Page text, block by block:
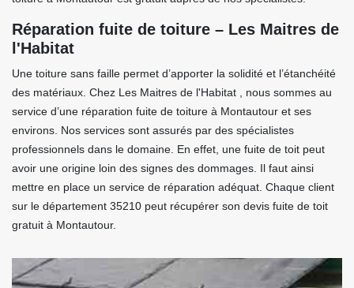
Réparation fuite de toiture – Les Maitres de
l'Habitat
Une toiture sans faille permet d’apporter la solidité et l’étanchéité
des matériaux. Chez Les Maitres de l'Habitat , nous sommes au
service d’une réparation fuite de toiture à Montautour et ses
environs. Nos services sont assurés par des spécialistes
professionnels dans le domaine. En effet, une fuite de toit peut
avoir une origine loin des signes des dommages. Il faut ainsi
mettre en place un service de réparation adéquat. Chaque client
sur le département 35210 peut récupérer son devis fuite de toit
gratuit à Montautour.